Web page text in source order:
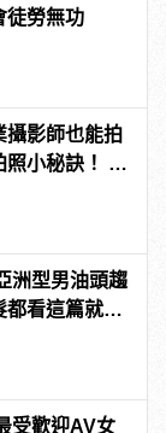
徒勞無功
攝影師也能拍
照小秘訣！ |
洲型男油頭趨
都看這篇就夠
受歡迎AV女